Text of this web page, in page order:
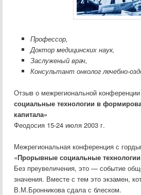
Профессор,
Доктор медицинских наук,
Заслуженый врач,
Консультант онколог лечебно-
Отзыв о межрегиональной
социальные технологии в
капитала»
Феодосия 15-24 июля 2003 г.
Межрегиональная конференция с
«Прорывные социальные технологии
Без преувеличения, это — событие
значения. Вместе с тем это экзамен,
В.М.Бронникова сдала с блеском.